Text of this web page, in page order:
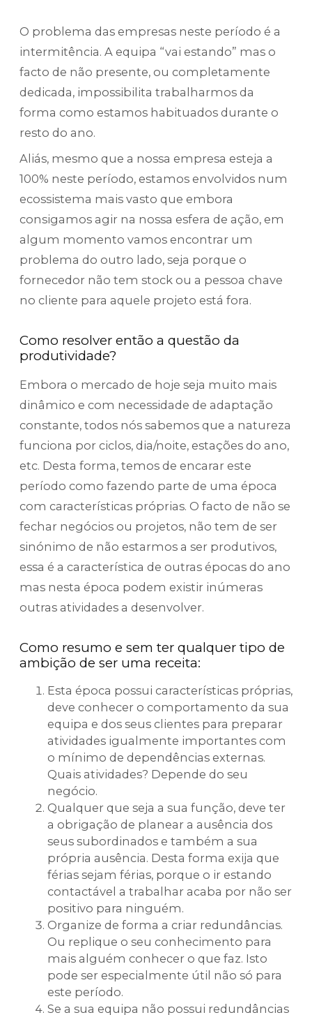
O problema das empresas neste período é a
intermitência. A equipa “vai estando” mas o
facto de não presente, ou completamente
dedicada, impossibilita trabalharmos da
forma como estamos habituados durante o
resto do ano.
Aliás, mesmo que a nossa empresa esteja a
100% neste período, estamos envolvidos num
ecossistema mais vasto que embora
consigamos agir na nossa esfera de ação, em
algum momento vamos encontrar um
problema do outro lado, seja porque o
fornecedor não tem stock ou a pessoa chave
no cliente para aquele projeto está fora.
Como resolver então a questão da
produtividade?
Embora o mercado de hoje seja muito mais
dinâmico e com necessidade de adaptação
constante, todos nós sabemos que a natureza
funciona por ciclos, dia/noite, estações do ano,
etc. Desta forma, temos de encarar este
período como fazendo parte de uma época
com características próprias. O facto de não se
fechar negócios ou projetos, não tem de ser
sinónimo de não estarmos a ser produtivos,
essa é a característica de outras épocas do ano
mas nesta época podem existir inúmeras
outras atividades a desenvolver.
Como resumo e sem ter qualquer tipo de
ambição de ser uma receita:
Esta época possui características próprias,
deve conhecer o comportamento da sua
equipa e dos seus clientes para preparar
atividades igualmente importantes com
o mínimo de dependências externas.
Quais atividades? Depende do seu
negócio.
Qualquer que seja a sua função, deve ter
a obrigação de planear a ausência dos
seus subordinados e também a sua
própria ausência. Desta forma exija que
férias sejam férias, porque o ir estando
contactável a trabalhar acaba por não ser
positivo para ninguém.
Organize de forma a criar redundâncias.
Ou replique o seu conhecimento para
mais alguém conhecer o que faz. Isto
pode ser especialmente útil não só para
este período.
Se a sua equipa não possui redundâncias